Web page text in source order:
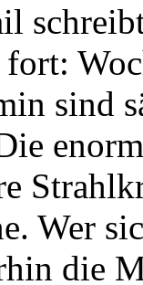
sind
Wer
die